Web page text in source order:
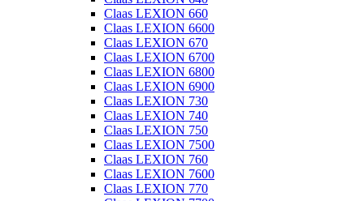
Claas LEXION 660
Claas LEXION 6600
Claas LEXION 670
Claas LEXION 6700
Claas LEXION 6800
Claas LEXION 6900
Claas LEXION 730
Claas LEXION 740
Claas LEXION 750
Claas LEXION 7500
Claas LEXION 760
Claas LEXION 7600
Claas LEXION 770